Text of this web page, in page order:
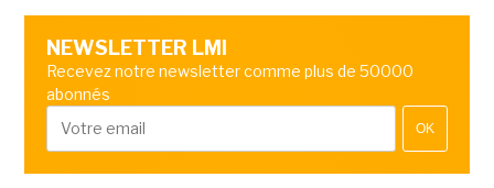
NEWSLETTER LMI
Recevez notre newsletter comme plus de 50000
abonnés
OK